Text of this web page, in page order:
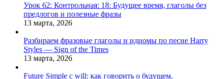
Урок 62: Контрольная: 18: Будущее время, глаголы без
предлогов и полезные фразы
13 марта, 2026
Разбираем фразовые глаголы и идиомы по песне Harry
Styles — Sign of the Times
13 марта, 2026
Future Simple с will: как говорить о будущем,